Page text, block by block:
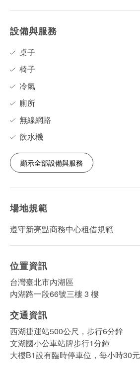
設備與服務
桌子
椅子
冷氣
廁所
無線網路
飲水機
顯示全部設備與服務
場地規範
遵守新亮點商務中心租借規範
位置資訊
台灣臺北市內湖區
內湖路一段66號三樓 3 樓
交通資訊
西湖捷運站500公尺，步行6分鐘
文湖國小公車站牌步行1分鐘
大樓B1設有臨時停車位，每小時30元